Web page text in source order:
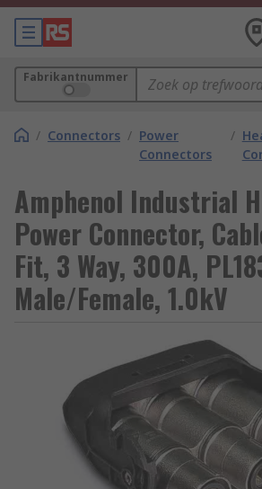
Fabrikantnummer
/ Connectors / Power
Connectors
/
Amphenol Industrial
Power Connector,
Fit, 3 Way, 300A,
Male/Female, 1.0kV